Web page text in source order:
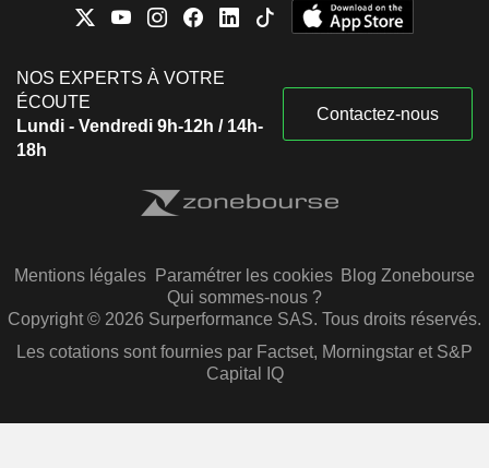
NOS EXPERTS À VOTRE
ÉCOUTE
Lundi - Vendredi 9h-12h / 14h-
18h
Contactez-nous
Mentions légales Paramétrer les cookies Blog Zonebourse
Qui sommes-nous ?
Copyright © 2026 Surperformance SAS. Tous droits réservés.
Les cotations sont fournies par Factset, Morningstar et S&P
Capital IQ